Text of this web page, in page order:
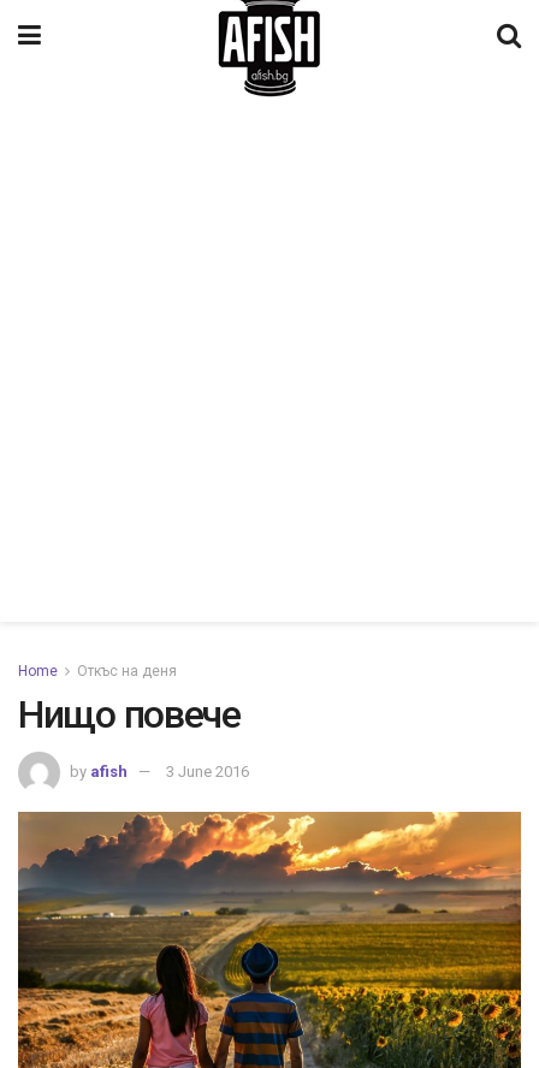
Home Откъс на деня
Нищо повече
by afish 3 June 2016